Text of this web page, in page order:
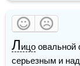
Лицо овальной
серьезным и